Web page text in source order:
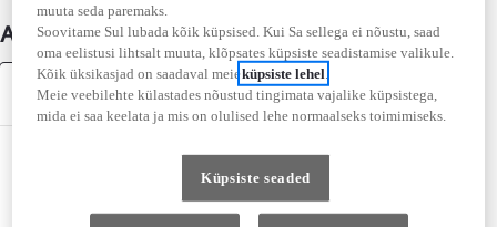
Auto üksikasjad
Varustus
Juhi ja kõrvalistuja ventileeritavad istmed
muuta seda paremaks.
Soovitame Sul lubada kõik küpsised. Kui Sa sellega ei nõustu, saad
oma eelistusi lihtsalt muuta, klõpsates küpsiste seadistamise valikule.
Kõik üksikasjad on saadaval meieküpsiste lehel
Meie veebilehte külastades nõustud tingimata vajalike küpsistega,
mida ei saa keelata ja mis on olulised lehe normaalseks toimimiseks.
Küpsiste seaded